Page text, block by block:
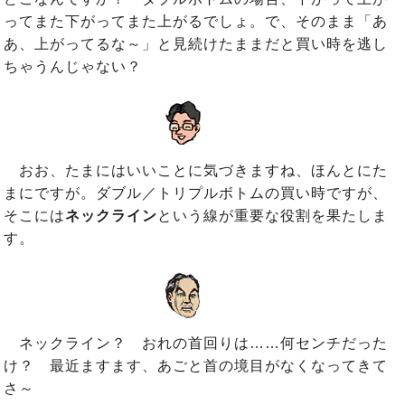
ってまた下がってまた上がるでしょ。で、そのまま「あ
あ、上がってるな～」と見続けたままだと買い時を逃し
ちゃうんじゃない？
おお、たまにはいいことに気づきますね、ほんとにた
まにですが。ダブル／トリプルボトムの買い時ですが、
そこにはネックラインという線が重要な役割を果たしま
す。
ネックライン？ おれの首回りは……何センチだった
け？ 最近ますます、あごと首の境目がなくなってきて
さ～